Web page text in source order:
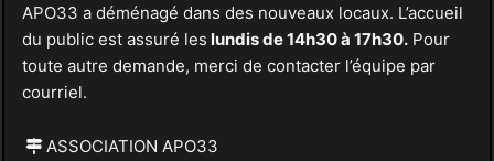
APO33 a déménagé dans des nouveaux locaux. L’accueil
du public est assuré les lundis de 14h30 à 17h30.Pour
toute autre demande, merci de contacter l’équipe par
courriel.
ASSOCIATION APO33